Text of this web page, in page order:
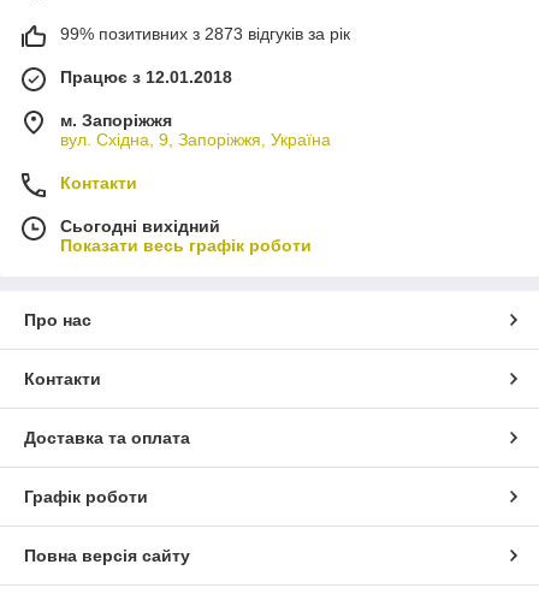
99% позитивних з 2873 відгуків за рік
Працює з 12.01.2018
м. Запоріжжя
вул. Східна, 9, Запоріжжя, Україна
Контакти
Сьогодні вихідний
Показати весь графік роботи
Про нас
Контакти
Доставка та оплата
Графік роботи
Повна версія сайту